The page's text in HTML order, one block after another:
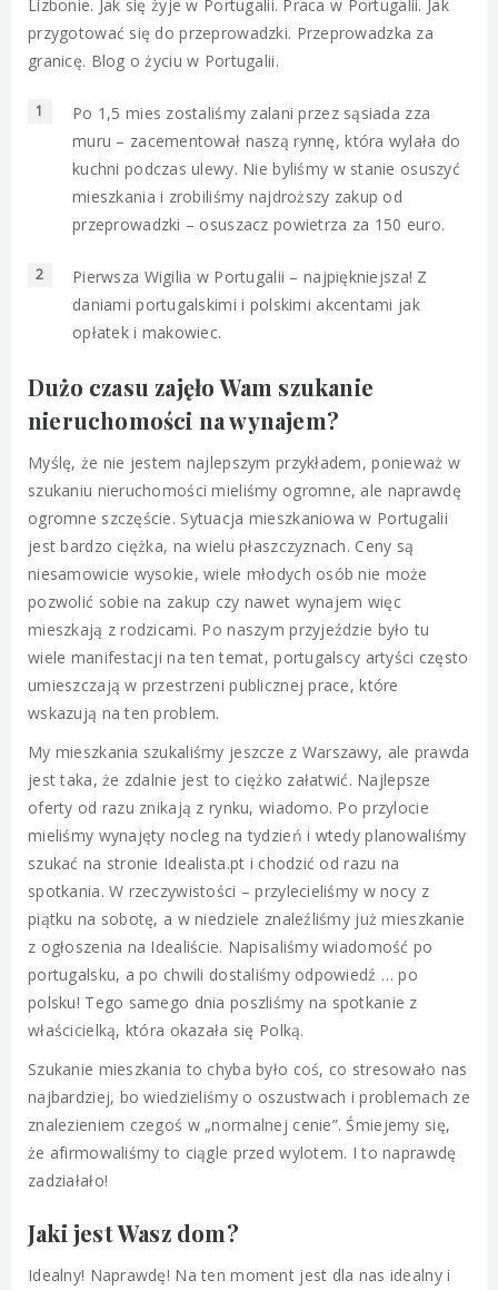
Po 1,5 mies zostaliśmy zalani przez sąsiada zza
muru – zacementował naszą rynnę, która wylała do
kuchni podczas ulewy. Nie byliśmy w stanie osuszyć
mieszkania i zrobiliśmy najdroższy zakup od
przeprowadzki – osuszacz powietrza za 150 euro.
Pierwsza Wigilia w Portugalii – najpiękniejsza! Z
daniami portugalskimi i polskimi akcentami jak
opłatek i makowiec.
Dużo czasu zajęło Wam szukanie
nieruchomości na wynajem?
Myślę, że nie jestem najlepszym przykładem, ponieważ w
szukaniu nieruchomości mieliśmy ogromne, ale naprawdę
ogromne szczęście. Sytuacja mieszkaniowa w Portugalii
jest bardzo ciężka, na wielu płaszczyznach. Ceny są
niesamowicie wysokie, wiele młodych osób nie może
pozwolić sobie na zakup czy nawet wynajem więc
mieszkają z rodzicami. Po naszym przyjeździe było tu
wiele manifestacji na ten temat, portugalscy artyści często
umieszczają w przestrzeni publicznej prace, które
wskazują na ten problem.
My mieszkania szukaliśmy jeszcze z Warszawy, ale prawda
jest taka, że zdalnie jest to ciężko załatwić. Najlepsze
oferty od razu znikają z rynku, wiadomo. Po przylocie
mieliśmy wynajęty nocleg na tydzień i wtedy planowaliśmy
szukać na stronie Idealista.pt i chodzić od razu na
spotkania. W rzeczywistości – przylecieliśmy w nocy z
piątku na sobotę, a w niedziele znaleźliśmy już mieszkanie
z ogłoszenia na Idealiście. Napisaliśmy wiadomość po
portugalsku, a po chwili dostaliśmy odpowiedź … po
polsku! Tego samego dnia poszliśmy na spotkanie z
właścicielką, która okazała się Polką.
Szukanie mieszkania to chyba było coś, co stresowało nas
najbardziej, bo wiedzieliśmy o oszustwach i problemach ze
znalezieniem czegoś w „normalnej cenie”. Śmiejemy się,
że afirmowaliśmy to ciągle przed wylotem. I to naprawdę
zadziałało!
Jaki jest Wasz dom?
Idealny! Naprawdę! Na ten moment jest dla nas idealny i